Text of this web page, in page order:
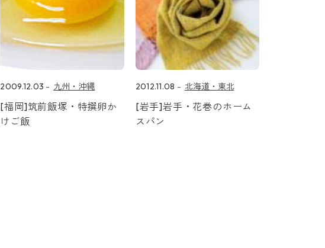
2009.12.03 九州・沖縄
[福岡]筑前飯塚・特撰卵か
けご飯
2012.11.08 北海道・東北
[岩手]岩手・花巻のホーム
スパン